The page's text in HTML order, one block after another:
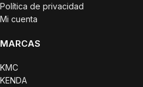
Política de privacidad
Mi cuenta
MARCAS
KMC
KENDA